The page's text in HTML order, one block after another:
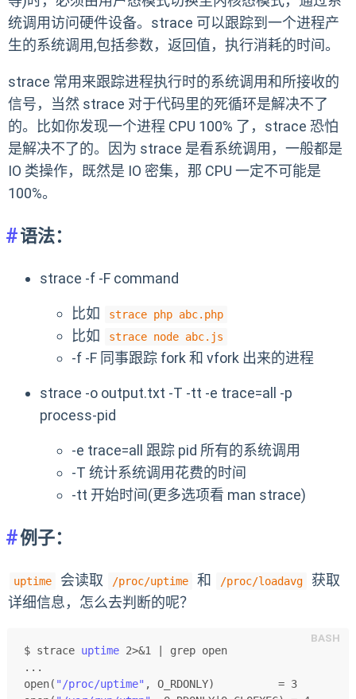
统调用访问硬件设备。strace 可以跟踪到一个进程产
生的系统调用,包括参数，返回值，执行消耗的时间。
strace 常用来跟踪进程执行时的系统调用和所接收的
信号，当然 strace 对于代码里的死循环是解决不了
的。比如你发现一个进程 CPU 100% 了，strace 恐怕
是解决不了的。因为 strace 是看系统调用，一般都是
IO 类操作，既然是 IO 密集，那 CPU 一定不可能是
100%。
语法：
strace -f -F command
比如 strace php abc.php
比如 strace node abc.js
-f -F 同事跟踪 fork 和 vfork 出来的进程
strace -o output.txt -T -tt -e trace=all -p
process-pid
-e trace=all 跟踪 pid 所有的系统调用
-T 统计系统调用花费的时间
-tt 开始时间(更多选项看 man strace)
例子：
uptime 会读取 /proc/uptime 和 /proc/loadavg
获取
详细信息，怎么去判断的呢？
$ strace uptime 2>&1 | grep open
...
open( "/proc/uptime" , O_RDONLY)          = 3